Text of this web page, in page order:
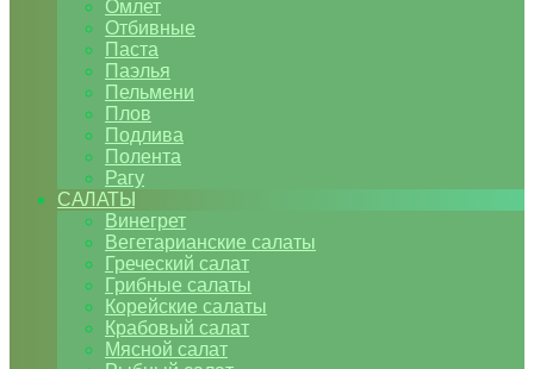
Омлет
Отбивные
Паста
Паэлья
Пельмени
Плов
Подлива
Полента
Рагу
САЛАТЫ
Винегрет
Вегетарианские салаты
Греческий салат
Грибные салаты
Корейские салаты
Крабовый салат
Мясной салат